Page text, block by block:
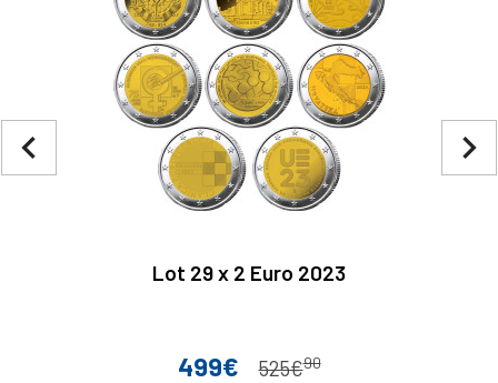
Lot 29 x 2 Euro 2023
Prix
499€ Prix de base
525€90
navigate_next
navigate_before